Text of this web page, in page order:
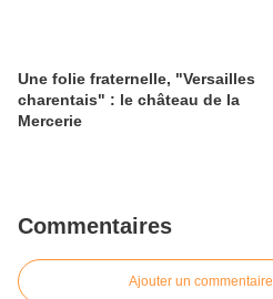
Une folie fraternelle, "Versailles
charentais" : le château de la
Mercerie
Commentaires
Ajouter un commentaire